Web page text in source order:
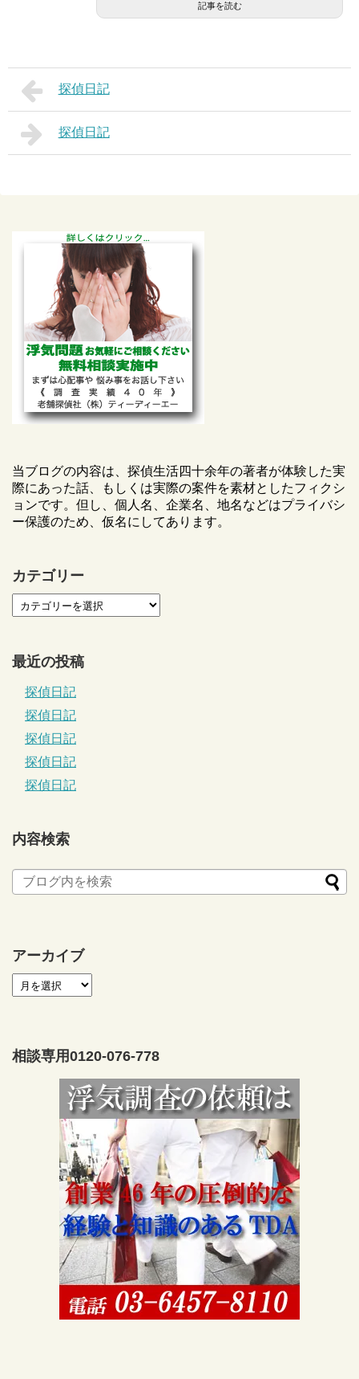
記事を読む
探偵日記
探偵日記
当ブログの内容は、探偵生活四十余年の著者が体験した実
際にあった話、もしくは実際の案件を素材としたフィクシ
ョンです。但し、個人名、企業名、地名などはプライバシ
ー保護のため、仮名にしてあります。
カテゴリー
最近の投稿
探偵日記
探偵日記
探偵日記
探偵日記
探偵日記
内容検索
アーカイブ
相談専用0120-076-778